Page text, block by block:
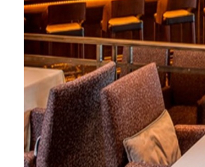
Barış Manço'nun mirasçıları mahkemede!